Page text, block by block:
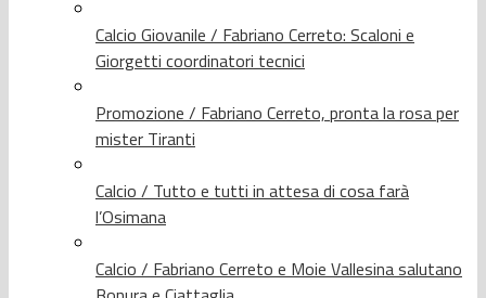
Calcio Giovanile / Fabriano Cerreto: Scaloni e
Giorgetti coordinatori tecnici
Promozione / Fabriano Cerreto, pronta la rosa per
mister Tiranti
Calcio / Tutto e tutti in attesa di cosa farà
l’Osimana
Calcio / Fabriano Cerreto e Moie Vallesina salutano